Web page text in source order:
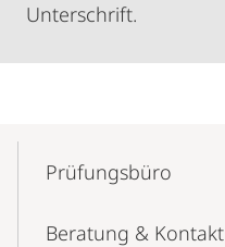
Unterschrift.
NavigationPrüfungsbüro
Beratung & Kontakt